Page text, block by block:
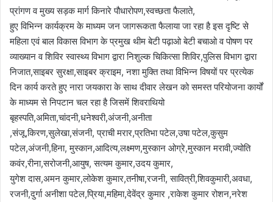
प्रांगण व मुख्य सड़क मार्ग किनारे पौधारोपण,स्वच्छता फैलाते,
हुए विभिन्न कार्यक्रम के माध्यम जन जागरूकता फैलाया जा रहा है इस दृष्टि से
महिला एवं बाल विकास विभाग के प्रमुख थीम बेटी पढ़ाओ बेटी बचाओ व पोषण पर
व्याख्यान व शिविर स्वास्थ्य विभाग द्वारा निशुल्क चिकित्सा शिविर,पुलिस विभाग द्वारा
निजात,साइबर सुरक्षा,साइबर क्राइम, नशा मुक्ति तथा विभिन्न विषयों पर प्रत्येक
दिन कार्य करते हुए नारा जयकारा के साथ दीवार लेखन को समस्त परियोजना कार्यों
के माध्यम से निपटान चल रहा है जिसमें शिवराथियो
बृहस्पति,अमिता,चांदनी,धनेश्वरी,अंजनी,अनीता
,संजू,किरण,सुलेखा,संजनी, प्राची मरार,प्रतिभा पटेल,उषा पटेल,कुसुम
पटेल,अंजनी,हिना, मुस्कान,आदित्य,लक्ष्मण,मुस्कान ओग्रे,मुस्कान मरावी,ज्योति
कवंर,रीना,सरोजनी,आयुष, सत्यम कुमार,उदय कुमार,
युगेश दास,अमन कुमार,लोकेश कुमार,तनीषा,रजनी, सावित्री,शिवकुमारी,अवधा,
रजनी,दुर्गा अनीशा पटेल,प्रिया,महिमा,देवेंद्र कुमार ,राकेश कुमार रोशन,नरेश